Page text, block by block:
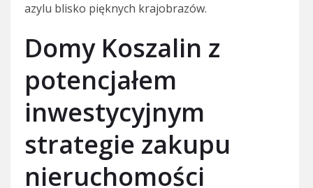
azylu blisko pięknych krajobrazów.
Domy Koszalin z
potencjałem
inwestycyjnym
strategie zakupu
nieruchomości